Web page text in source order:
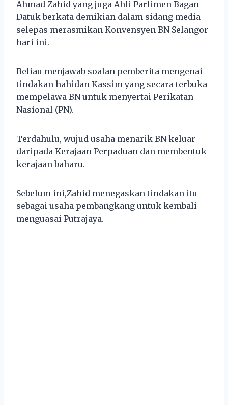
Ahmad Zahid yang juga Ahli Parlimen Bagan
Datuk berkata demikian dalam sidang media
selepas merasmikan Konvensyen BN Selangor
hari ini.
Beliau menjawab soalan pemberita mengenai
tindakan hahidan Kassim yang secara terbuka
mempelawa BN untuk menyertai Perikatan
Nasional (PN).
Terdahulu, wujud usaha menarik BN keluar
daripada Kerajaan Perpaduan dan membentuk
kerajaan baharu.
Sebelum ini,Zahid menegaskan tindakan itu
sebagai usaha pembangkang untuk kembali
menguasai Putrajaya.